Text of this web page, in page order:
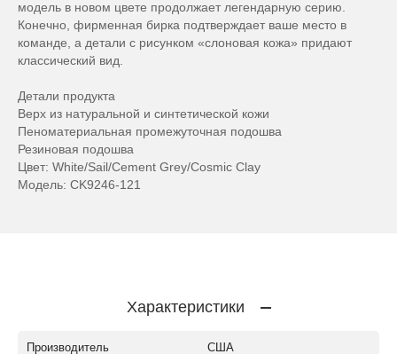
модель в новом цвете продолжает легендарную серию.
Конечно, фирменная бирка подтверждает ваше место в
команде, а детали с рисунком «слоновая кожа» придают
классический вид.
Детали продукта
Верх из натуральной и синтетической кожи
Пеноматериальная промежуточная подошва
Резиновая подошва
Цвет: White/Sail/Cement Grey/Cosmic Clay
Модель: CK9246-121
Характеристики
Производитель США